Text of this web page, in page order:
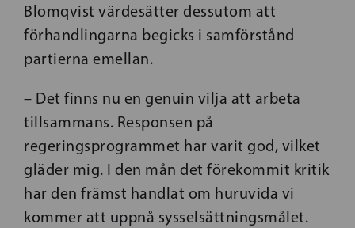
Blomqvist värdesätter dessutom att
förhandlingarna begicks i samförstånd
partierna emellan.
– Det finns nu en genuin vilja att arbeta
tillsammans. Responsen på
regeringsprogrammet har varit god, vilket
gläder mig. I den mån det förekommit kritik
har den främst handlat om huruvida vi
kommer att uppnå sysselsättningsmålet.